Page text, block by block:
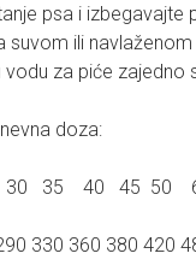
psa i izbegavajte
suvom ili
za piće zajedno
doza:
35 40 45 50
330 360 380 420